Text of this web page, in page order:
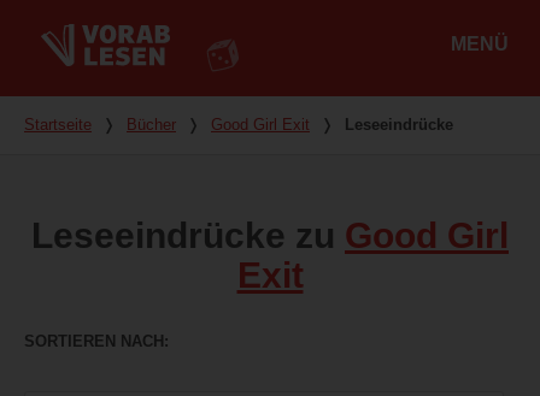
MENÜ
Du bist hier
Startseite ❭ Bücher ❭ Good Girl Exit ❭ Leseeindrücke
Leseeindrücke zu Good Girl
Exit
SORTIEREN NACH